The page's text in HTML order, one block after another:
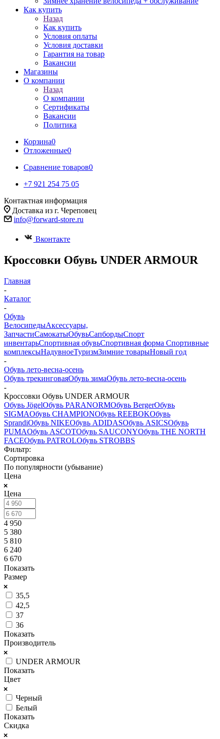
Как купить
Назад
Как купить
Условия оплаты
Условия доставки
Гарантия на товар
Вакансии
Магазины
О компании
Назад
О компании
Сертификаты
Вакансии
Политика
Корзина0
Отложенные0
Сравнение товаров0
+7 921 254 75 05
Контактная информация
Доставка из г. Череповец
info@forward-store.ru
Вконтакте
Кроссовки Обувь UNDER ARMOUR
Главная
-
Каталог
-
Обувь
ВелосипедыАксессуары,
ЗапчастиСамокатыОбувьСапбордыСпорт
инвентарьСпортивная обувьСпортивная форма Спортивные
комплексыНадувноеТуризмЗимние товарыНовый год
-
Обувь лето-весна-осень
Обувь трекинговаяОбувь зимаОбувь лето-весна-осень
-
Кроссовки Обувь UNDER ARMOUR
Обувь JögelОбувь PARANORMОбувь BergerОбувь
SIGMAОбувь CHAMPIONОбувь REEBOKОбувь
SprandiОбувь NIKEОбувь ADIDASОбувь ASICSОбувь
PUMAОбувь ASCOTОбувь SAUCONYОбувь THE NORTH
FACEОбувь PATROLОбувь STROBBS
Фильтр:
Сортировка
По популярности (убывание)
Цена
Цена
4 950
5 380
5 810
6 240
6 670
Показать
Размер
35,5
42,5
37
36
Показать
Производитель
UNDER ARMOUR
Показать
Цвет
Черный
Белый
Показать
Скидка